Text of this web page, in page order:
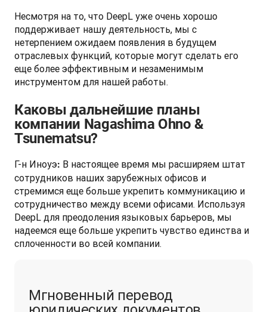
Несмотря на то, что DeepL уже очень хорошо
поддерживает нашу деятельность, мы с
нетерпением ожидаем появления в будущем
отраслевых функций, которые могут сделать его
еще более эффективным и незаменимым
инструментом для нашей работы.
Каковы дальнейшие планы
компании Nagashima Ohno &
Tsunematsu?
Г-н Иноуэ: В настоящее время мы расширяем штат
сотрудников наших зарубежных офисов и
стремимся еще больше укрепить коммуникацию и
сотрудничество между всеми офисами. Используя
DeepL для преодоления языковых барьеров, мы
надеемся еще больше укрепить чувство единства и
сплоченности во всей компании.
Мгновенный перевод